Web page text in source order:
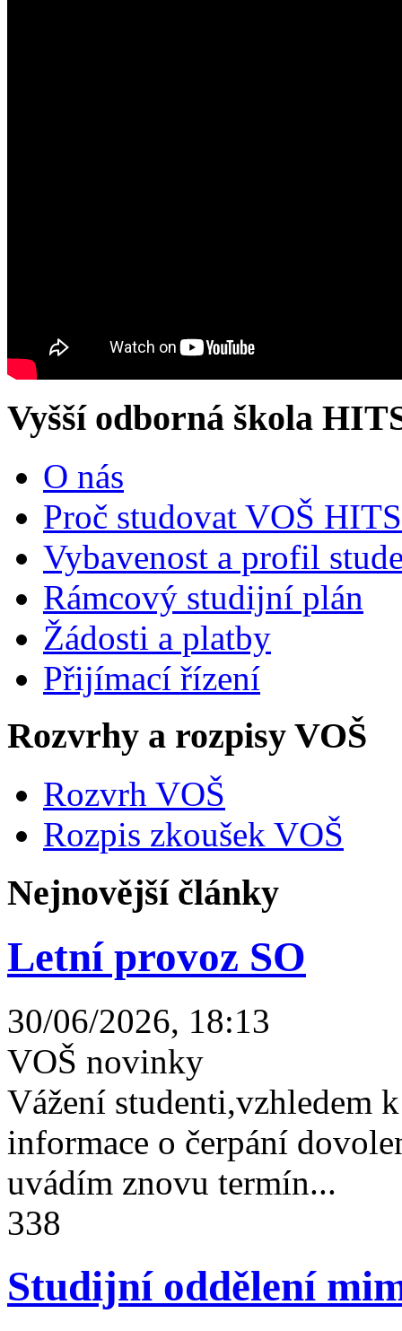
Vyšší odborná škola
O nás
Proč studovat VOŠ HITS
Vybavenost a profil
Rámcový studijní plán
Žádosti a platby
Přijímací řízení
Rozvrhy a rozpisy VOŠ
Rozvrh VOŠ
Rozpis zkoušek VOŠ
Nejnovější články
Letní provoz SO
30/06/2026, 18:13
VOŠ novinky
Vážení studenti,vzhledem
informace o čerpání
uvádím znovu termín...
338
Studijní oddělení